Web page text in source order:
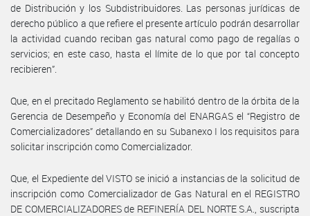
de Distribución y los Subdistribuidores. Las personas jurídicas de
derecho público a que refiere el presente artículo podrán desarrollar
la actividad cuando reciban gas natural como pago de regalías o
servicios; en este caso, hasta el límite de lo que por tal concepto
recibieren”.
Que, en el precitado Reglamento se habilitó dentro de la órbita de la
Gerencia de Desempeño y Economía del ENARGAS el “Registro de
Comercializadores” detallando en su Subanexo I los requisitos para
solicitar inscripción como Comercializador.
Que, el Expediente del VISTO se inició a instancias de la solicitud de
inscripción como Comercializador de Gas Natural en el REGISTRO
DE COMERCIALIZADORES de REFINERÍA DEL NORTE S.A., suscripta